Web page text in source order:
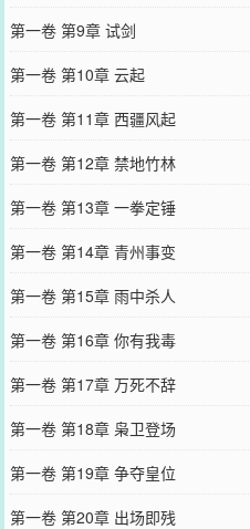
第一卷 第9章 试剑
第一卷 第10章 云起
第一卷 第11章 西疆风起
第一卷 第12章 禁地竹林
第一卷 第13章 一拳定锤
第一卷 第14章 青州事变
第一卷 第15章 雨中杀人
第一卷 第16章 你有我毒
第一卷 第17章 万死不辞
第一卷 第18章 枭卫登场
第一卷 第19章 争夺皇位
第一卷 第20章 出场即残